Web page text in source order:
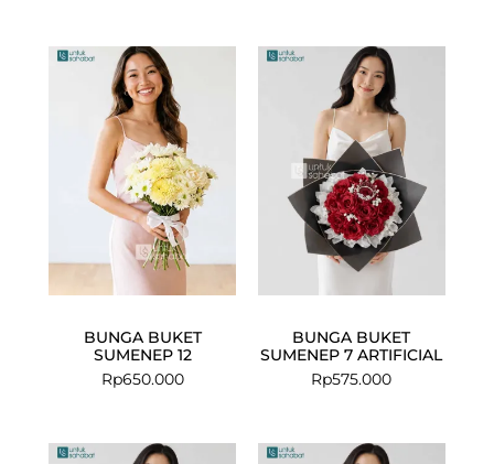
BUNGA BUKET
SUMENEP 12
Rp650.000
BUNGA BUKET
SUMENEP 7 ARTIFICIAL
Rp575.000